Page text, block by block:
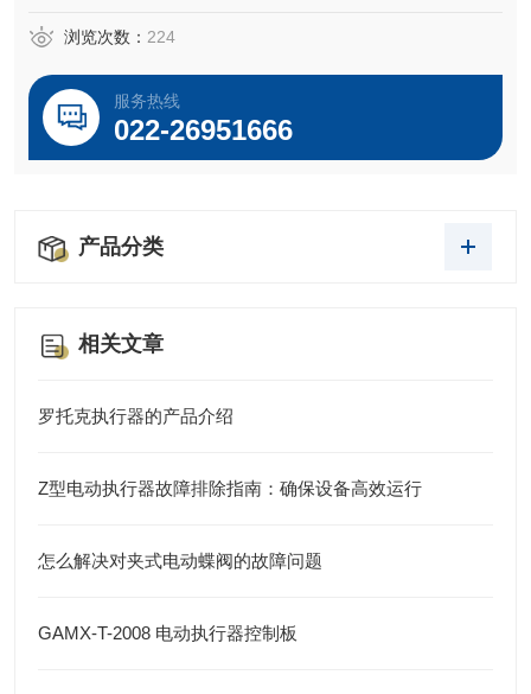
浏览次数： 224
服务热线
022-26951666
产品分类
相关文章
罗托克执行器的产品介绍
Z型电动执行器故障排除指南：确保设备高效运行
怎么解决对夹式电动蝶阀的故障问题
GAMX-T-2008 电动执行器控制板